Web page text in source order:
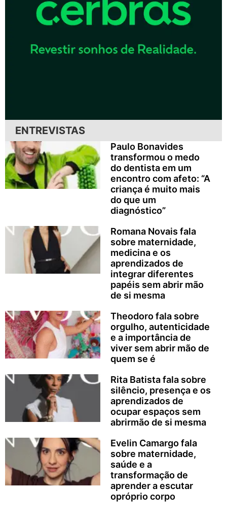
ENTREVISTAS
Paulo Bonavides
transformou o medo
do dentista em um
encontro com afeto: “A
criança é muito mais
do que um
diagnóstico”
Romana Novais fala
sobre maternidade,
medicina e os
aprendizados de
integrar diferentes
papéis sem abrir mão
de si mesma
Theodoro fala sobre
orgulho, autenticidade
e a importância de
viver sem abrir mão de
quem se é
Rita Batista fala sobre
silêncio, presença e os
aprendizados de
ocupar espaços sem
abrirmão de si mesma
Evelin Camargo fala
sobre maternidade,
saúde e a
transformação de
aprender a escutar
opróprio corpo